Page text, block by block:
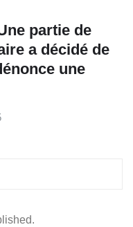
partie de
a décidé de
une